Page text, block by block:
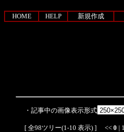
HOME HELP 新規作成
・記事中の画像表示形式
[ 全98ツリー(1-10 表示) ] << 0 | 1